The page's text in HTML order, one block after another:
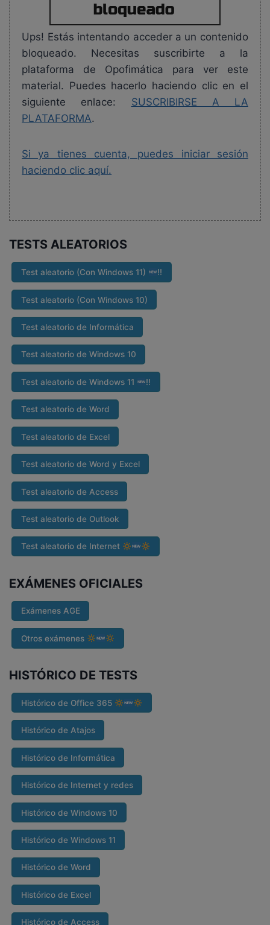
Ups! Estás intentando acceder a un contenido
bloqueado. Necesitas suscribirte a la
plataforma de Opofimática para ver este
material. Puedes hacerlo haciendo clic en el
siguiente enlace: SUSCRIBIRSE A LA
PLATAFORMA.
Si ya tienes cuenta, puedes iniciar sesión
haciendo clic aquí.
TESTS ALEATORIOS
Test aleatorio (Con Windows 11) ‼
Test aleatorio (Con Windows 10)
Test aleatorio de Informática
Test aleatorio de Windows 10
Test aleatorio de Windows 11 ‼
Test aleatorio de Word
Test aleatorio de Excel
Test aleatorio de Word y Excel
Test aleatorio de Access
Test aleatorio de Outlook
Test aleatorio de Internet
EXÁMENES OFICIALES
Exámenes AGE
Otros exámenes
HISTÓRICO DE TESTS
Histórico de Office 365
Histórico de Atajos
Histórico de Informática
Histórico de Internet y redes
Histórico de Windows 10
Histórico de Windows 11
Histórico de Word
Histórico de Excel
Histórico de Access